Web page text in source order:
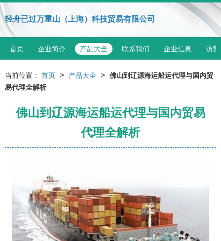
轻舟已过万重山（上海）科技贸易有限公司
首页 企业简介 产品大全 联系我们 企业信息 访客
当前位置： 首页 > 产品大全 > 佛山到辽源海运船运代理与国内贸
易代理全解析
佛山到辽源海运船运代理与国内贸易
代理全解析